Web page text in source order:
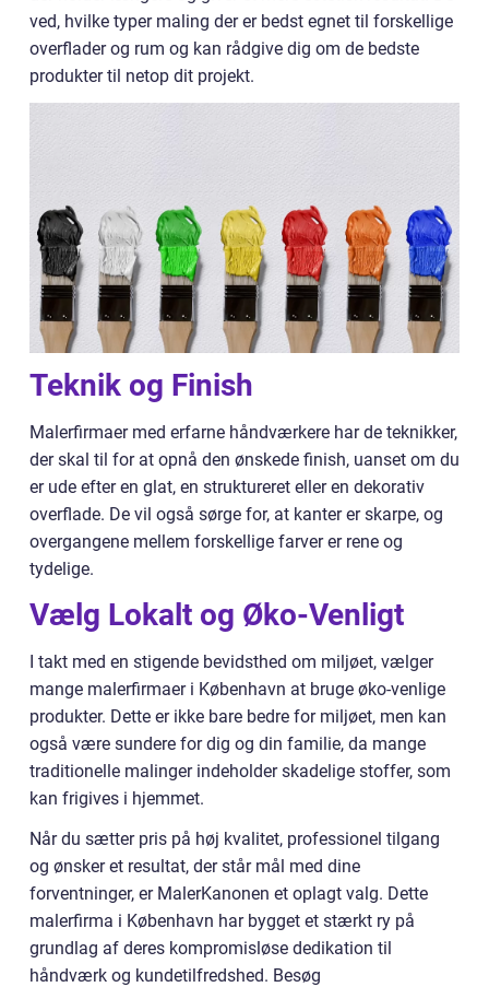
ved, hvilke typer maling der er bedst egnet til forskellige
overflader og rum og kan rådgive dig om de bedste
produkter til netop dit projekt.
Teknik og Finish
Malerfirmaer med erfarne håndværkere har de teknikker,
der skal til for at opnå den ønskede finish, uanset om du
er ude efter en glat, en struktureret eller en dekorativ
overflade. De vil også sørge for, at kanter er skarpe, og
overgangene mellem forskellige farver er rene og
tydelige.
Vælg Lokalt og Øko-Venligt
I takt med en stigende bevidsthed om miljøet, vælger
mange malerfirmaer i København at bruge øko-venlige
produkter. Dette er ikke bare bedre for miljøet, men kan
også være sundere for dig og din familie, da mange
traditionelle malinger indeholder skadelige stoffer, som
kan frigives i hjemmet.
Når du sætter pris på høj kvalitet, professionel tilgang
og ønsker et resultat, der står mål med dine
forventninger, er MalerKanonen et oplagt valg. Dette
malerfirma i København har bygget et stærkt ry på
grundlag af deres kompromisløse dedikation til
håndværk og kundetilfredshed. Besøg